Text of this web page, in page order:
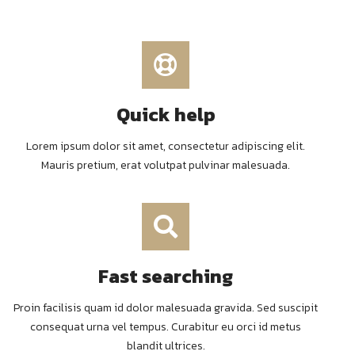
Quick help
Lorem ipsum dolor sit amet, consectetur adipiscing elit.
Mauris pretium, erat volutpat pulvinar malesuada.
Fast searching
Proin facilisis quam id dolor malesuada gravida. Sed suscipit
consequat urna vel tempus. Curabitur eu orci id metus
blandit ultrices.